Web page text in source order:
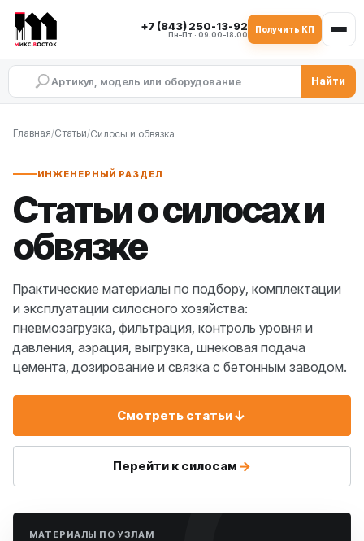
+7 (843) 250-13-92
Пн–Пт · 09:00–18:00
Получить КП
Найти
Главная/Статьи/Силосы и обвязка
ИНЖЕНЕРНЫЙ РАЗДЕЛ
Статьи о силосах и
обвязке
Практические материалы по подбору, комплектации
и эксплуатации силосного хозяйства:
пневмозагрузка, фильтрация, контроль уровня и
давления, аэрация, выгрузка, шнековая подача
цемента, дозирование и связка с бетонным заводом.
Смотреть статьи↓
Перейти к силосам →
МАТЕРИАЛЫ ПО УЗЛАМ